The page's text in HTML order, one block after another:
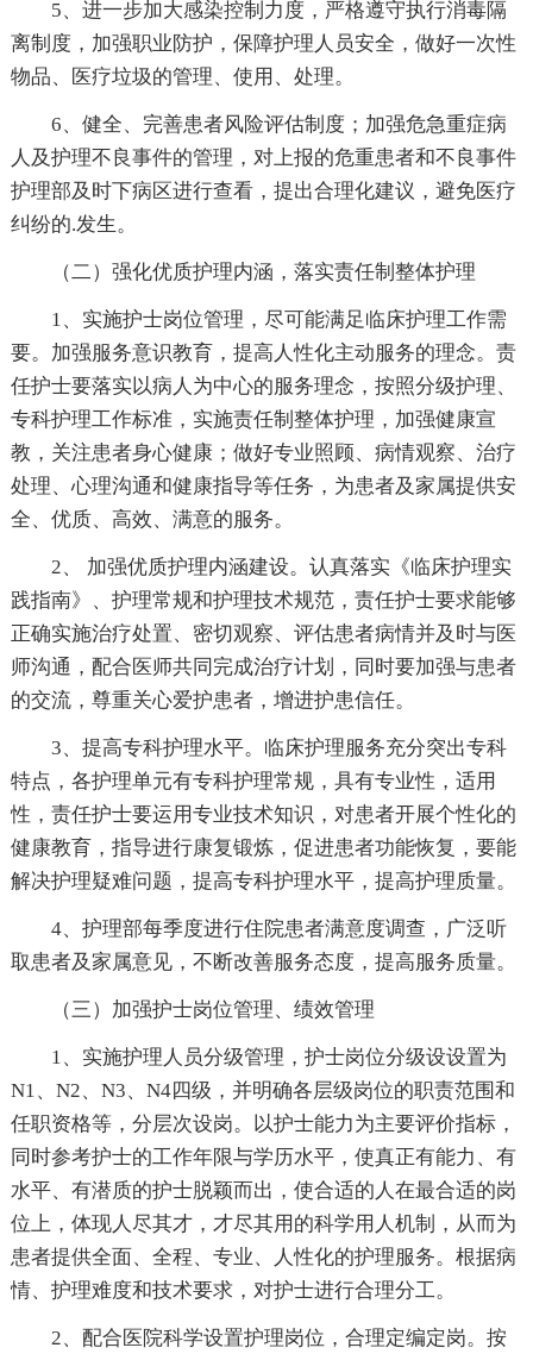
5、进一步加大感染控制力度，严格遵守执行消毒隔
离制度，加强职业防护，保障护理人员安全，做好一次性
物品、医疗垃圾的管理、使用、处理。
6、健全、完善患者风险评估制度；加强危急重症病
人及护理不良事件的管理，对上报的危重患者和不良事件
护理部及时下病区进行查看，提出合理化建议，避免医疗
纠纷的.发生。
（二）强化优质护理内涵，落实责任制整体护理
1、实施护士岗位管理，尽可能满足临床护理工作需
要。加强服务意识教育，提高人性化主动服务的理念。责
任护士要落实以病人为中心的服务理念，按照分级护理、
专科护理工作标准，实施责任制整体护理，加强健康宣
教，关注患者身心健康；做好专业照顾、病情观察、治疗
处理、心理沟通和健康指导等任务，为患者及家属提供安
全、优质、高效、满意的服务。
2、 加强优质护理内涵建设。认真落实《临床护理实
践指南》、护理常规和护理技术规范，责任护士要求能够
正确实施治疗处置、密切观察、评估患者病情并及时与医
师沟通，配合医师共同完成治疗计划，同时要加强与患者
的交流，尊重关心爱护患者，增进护患信任。
3、提高专科护理水平。临床护理服务充分突出专科
特点，各护理单元有专科护理常规，具有专业性，适用
性，责任护士要运用专业技术知识，对患者开展个性化的
健康教育，指导进行康复锻炼，促进患者功能恢复，要能
解决护理疑难问题，提高专科护理水平，提高护理质量。
4、护理部每季度进行住院患者满意度调查，广泛听
取患者及家属意见，不断改善服务态度，提高服务质量。
（三）加强护士岗位管理、绩效管理
1、实施护理人员分级管理，护士岗位分级设设置为
N1、N2、N3、N4四级，并明确各层级岗位的职责范围和
任职资格等，分层次设岗。以护士能力为主要评价指标，
同时参考护士的工作年限与学历水平，使真正有能力、有
水平、有潜质的护士脱颖而出，使合适的人在最合适的岗
位上，体现人尽其才，才尽其用的科学用人机制，从而为
患者提供全面、全程、专业、人性化的护理服务。根据病
情、护理难度和技术要求，对护士进行合理分工。
2、配合医院科学设置护理岗位，合理定编定岗。按